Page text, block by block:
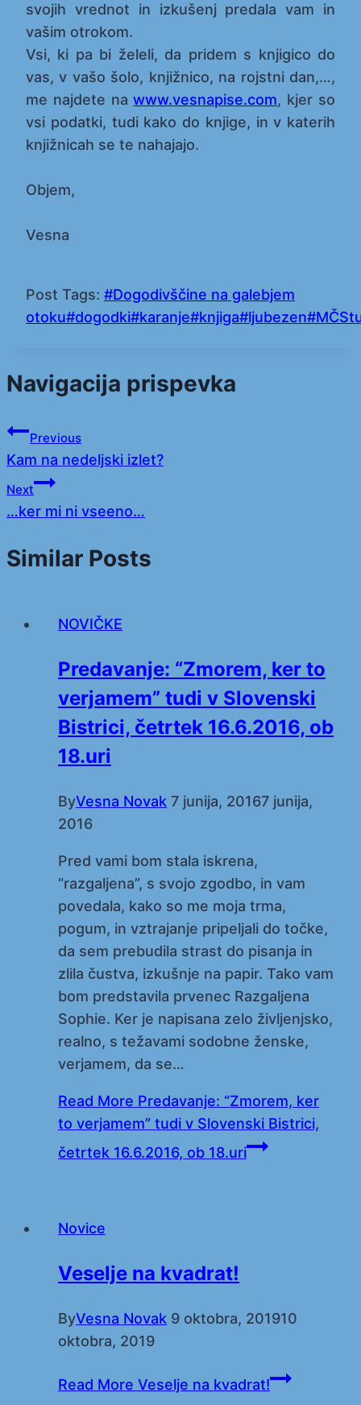
svojih vrednot in izkušenj predala vam in
vašim otrokom.
Vsi, ki pa bi želeli, da pridem s knjigico do
vas, v vašo šolo, knjižnico, na rojstni dan,…,
me najdete nawww.vesnapise.com, kjer so
vsi podatki, tudi kako do knjige, in v katerih
knjižnicah se te nahajajo.
Objem,
Vesna
Post Tags: #Dogodivščine na galebjem
otoku#dogodki#karanje#knjiga#ljubezen#
Navigacija prispevka
Previous
Kam na nedeljski izlet?
Next
…ker mi ni vseeno…
Similar Posts
NOVIČKE
Predavanje: “Zmorem, ker to
verjamem” tudi v Slovenski
Bistrici, četrtek 16.6.2016, ob
18.uri
ByVesna Novak 7 junija, 20167 junija,
2016
Pred vami bom stala iskrena,
“razgaljena”, s svojo zgodbo, in vam
povedala, kako so me moja trma,
pogum, in vztrajanje pripeljali do točke,
da sem prebudila strast do pisanja in
zlila čustva, izkušnje na papir. Tako vam
bom predstavila prvenec Razgaljena
Sophie. Ker je napisana zelo življenjsko,
realno, s težavami sodobne ženske,
verjamem, da se…
Read More Predavanje: “Zmorem, ker
to verjamem” tudi v Slovenski Bistrici,
četrtek 16.6.2016, ob 18.uri
Novice
Veselje na kvadrat!
ByVesna Novak 9 oktobra, 201910
oktobra, 2019
Read More Veselje na kvadrat!